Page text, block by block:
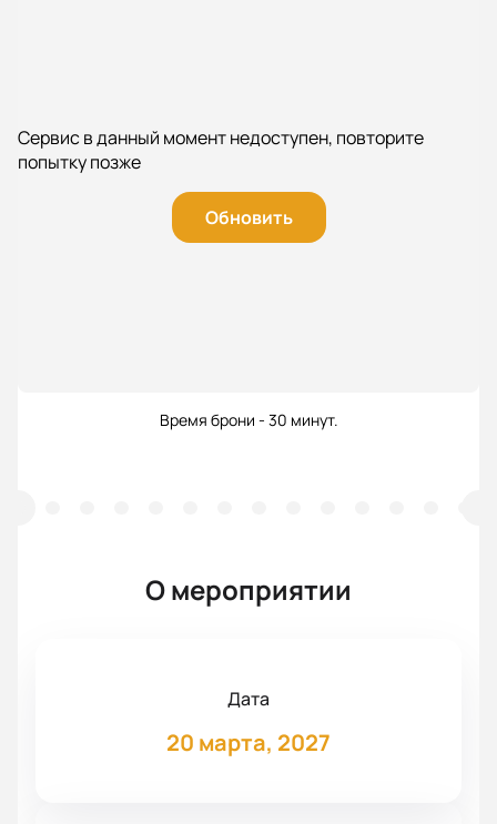
Сервис в данный момент недоступен, повторите
попытку позже
Обновить
Время брони - 30 минут.
О мероприятии
Дата
20 марта, 2027